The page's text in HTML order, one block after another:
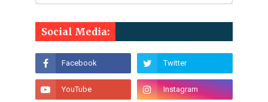
Social Media: